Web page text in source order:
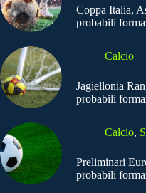
Coppa Italia,
probabili
Calcio
Jagiellonia
probabili
Calcio,
Preliminari
probabili